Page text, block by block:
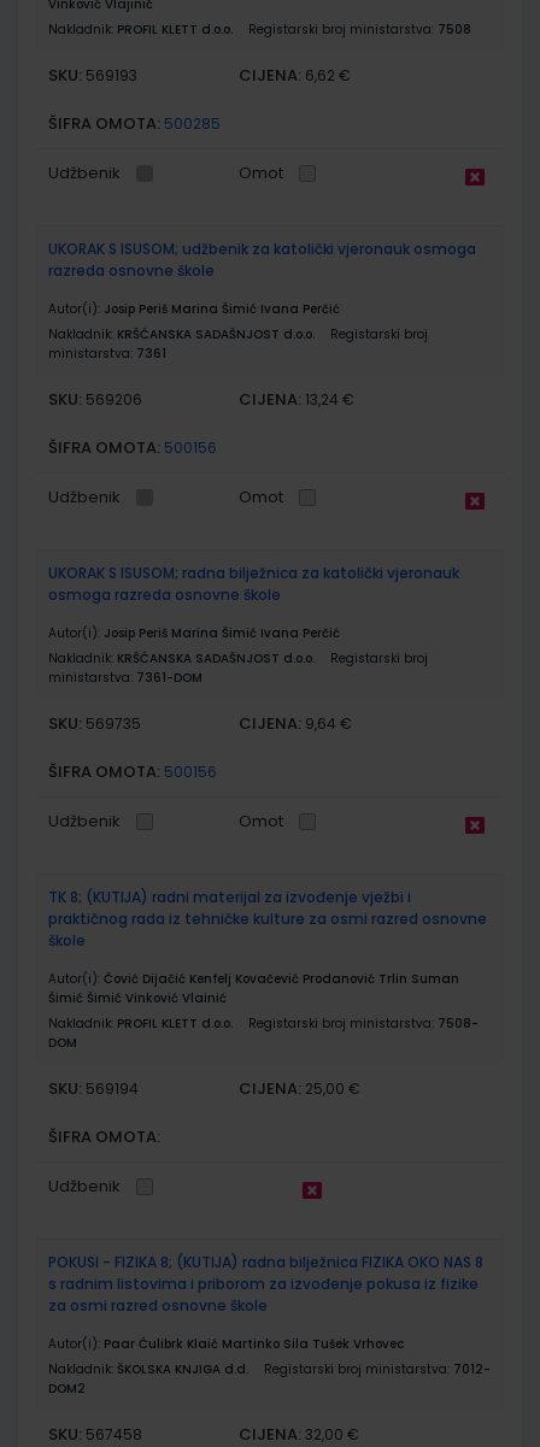
Vinković Vlajinić
Nakladnik: PROFIL KLETT d.o.o. Registarski broj ministarstva: 7508
SKU: 569193 CIJENA: 6,62 €
ŠIFRA OMOTA: 500285
Udžbenik Omot
UKORAK S ISUSOM; udžbenik za katolički vjeronauk osmoga
razreda osnovne škole
Autor(i): Josip Periš Marina Šimić Ivana Perčić
Nakladnik: KRŠĆANSKA SADAŠNJOST d.o.o.
Registarski broj
ministarstva: 7361
SKU: 569206 CIJENA: 13,24 €
ŠIFRA OMOTA: 500156
Udžbenik Omot
UKORAK S ISUSOM; radna bilježnica za katolički vjeronauk
osmoga razreda osnovne škole
Autor(i): Josip Periš Marina Šimić Ivana Perčić
Nakladnik: KRŠĆANSKA SADAŠNJOST d.o.o.
Registarski broj
ministarstva: 7361-DOM
SKU: 569735 CIJENA: 9,64 €
ŠIFRA OMOTA: 500156
Udžbenik Omot
TK 8; (KUTIJA) radni materijal za izvođenje vježbi i
praktičnog rada iz tehničke kulture za osmi razred osnovne
škole
Autor(i): Čović Dijačić Kenfelj Kovačević Prodanović Trlin Suman
Šimić Šimić Vinković Vlainić
Nakladnik: PROFIL KLETT d.o.o. Registarski broj ministarstva: 7508-
DOM
SKU: 569194 CIJENA: 25,00 €
ŠIFRA OMOTA:
Udžbenik
POKUSI - FIZIKA 8; (KUTIJA) radna bilježnica FIZIKA OKO NAS 8
s radnim listovima i priborom za izvođenje pokusa iz fizike
za osmi razred osnovne škole
Autor(i): Paar Ćulibrk Klaić Martinko Sila Tušek Vrhovec
Nakladnik: ŠKOLSKA KNJIGA d.d. Registarski broj ministarstva: 7012-
DOM2
SKU: 567458 CIJENA: 32,00 €